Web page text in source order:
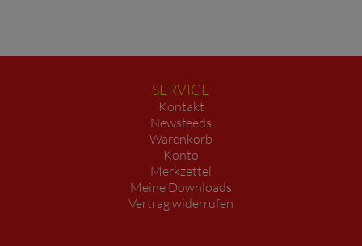
SERVICE
Kontakt
Newsfeeds
Warenkorb
Konto
Merkzettel
Meine Downloads
Vertrag widerrufen